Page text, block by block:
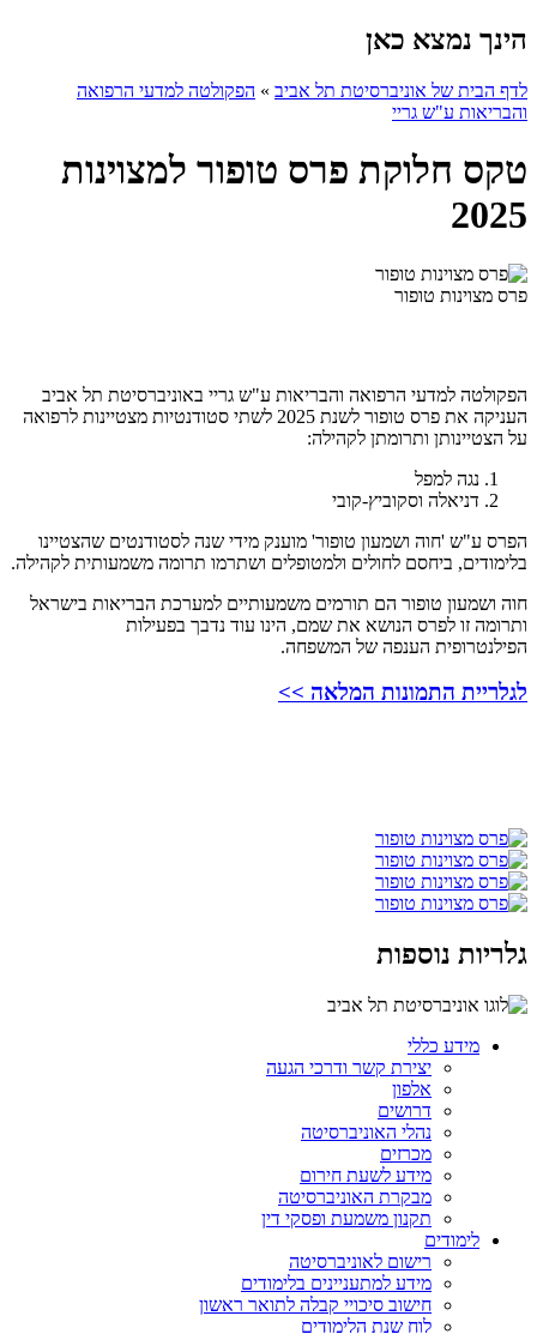
הינך נמצא כאן
לדף הבית של אוניברסיטת תל אביב » הפקולטה למדעי הרפואה
והבריאות ע"ש גריי
טקס חלוקת פרס טופור למצוינות
2025
פרס מצוינות טופור
הפקולטה למדעי הרפואה והבריאות ע"ש גריי באוניברסיטת תל אביב
העניקה את פרס טופור לשנת 2025 לשתי סטודנטיות מצטיינות לרפואה
על הצטיינותן ותרומתן לקהילה:
נגה למפל
דניאלה וסקוביץ-קובי
הפרס ע"ש 'חוה ושמעון טופור' מוענק מידי שנה לסטודנטים שהצטיינו
בלימודים, ביחסם לחולים ולמטופלים ושתרמו תרומה משמעותית לקהילה.
חוה ושמעון טופור הם תורמים משמעותיים למערכת הבריאות בישראל
ותרומה זו לפרס הנושא את שמם, הינו עוד נדבך בפעילות
הפילנטרופית הענפה של המשפחה.
לגלריית התמונות המלאה >>
גלריות נוספות
מידע כללי
יצירת קשר ודרכי הגעה
אלפון
דרושים
נהלי האוניברסיטה
מכרזים
מידע לשעת חירום
מבקרת האוניברסיטה
תקנון משמעת ופסקי דין
לימודים
רישום לאוניברסיטה
מידע למתעניינים בלימודים
חישוב סיכויי קבלה לתואר ראשון
לוח שנת הלימודים